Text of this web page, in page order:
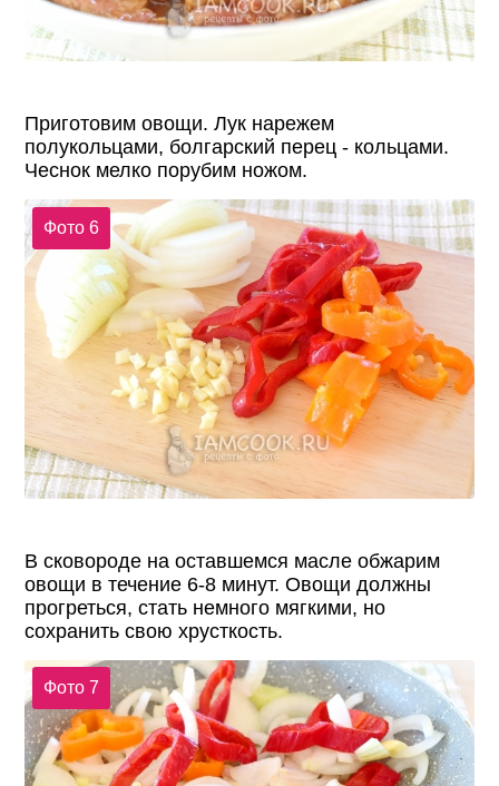
Приготовим овощи. Лук нарежем
полукольцами, болгарский перец - кольцами.
Чеснок мелко порубим ножом.
Фото 6
В сковороде на оставшемся масле обжарим
овощи в течение 6-8 минут. Овощи должны
прогреться, стать немного мягкими, но
сохранить свою хрусткость.
Фото 7